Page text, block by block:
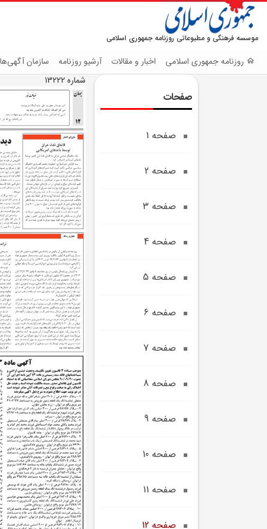
موسسه فرهنگی و مطبوعاتی روزنامه جمهوری اسلامی
روزنامه جمهوری اسلامی اخبار و مقالات آرشیو روزنامه سازمان آگهی‌ها
صفحات
صفحه 1
صفحه 2
صفحه 3
صفحه 4
صفحه 5
صفحه 6
صفحه 7
صفحه 8
صفحه 9
صفحه 10
صفحه 11
صفحه 12
شماره 13222